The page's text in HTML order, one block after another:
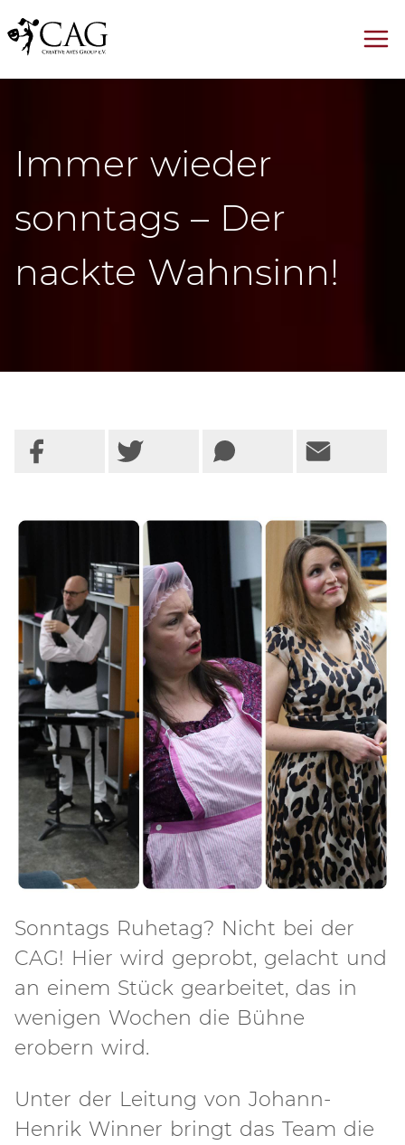
Immer wieder
sonntags – Der
nackte Wahnsinn!
Sonntags Ruhetag? Nicht bei der
CAG! Hier wird geprobt, gelacht und
an einem Stück gearbeitet, das in
wenigen Wochen die Bühne
erobern wird.
Unter der Leitung von Johann-
Henrik Winner bringt das Team die